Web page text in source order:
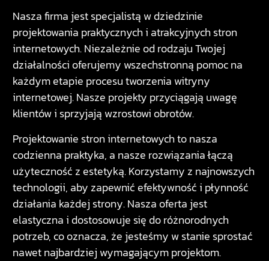
Nasza firma jest specjalistą w dziedzinie
projektowania praktycznych i atrakcyjnych stron
internetowych. Niezależnie od rodzaju Twojej
działalności oferujemy wszechstronną pomoc na
każdym etapie procesu tworzenia witryny
internetowej. Nasze projekty przyciągają uwagę
klientów i sprzyjają wzrostowi obrotów.
Projektowanie stron internetowych to nasza
codzienna praktyka, a nasze rozwiązania łączą
użyteczność z estetyką. Korzystamy z najnowszych
technologii, aby zapewnić efektywność i płynność
działania każdej strony. Nasza oferta jest
elastyczna i dostosowuje się do różnorodnych
potrzeb, co oznacza, że jesteśmy w stanie sprostać
nawet najbardziej wymagającym projektom.